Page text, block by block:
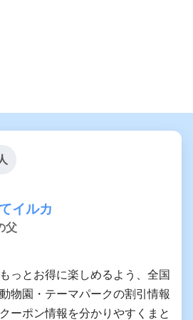
イルカ
父
っとお得に楽しめるよう、全国
物園・テーマパークの割引情報
ーポン情報を分かりやすくまと